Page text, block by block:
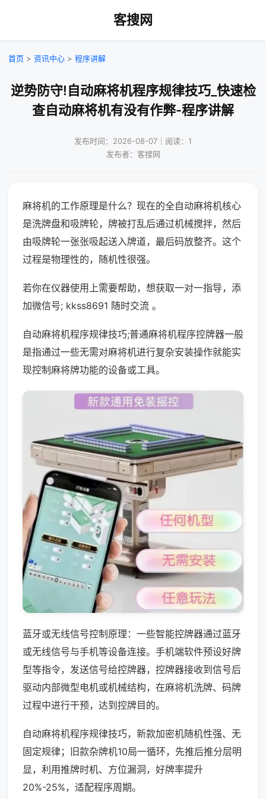
客搜网
首页 > 资讯中心 > 程序讲解
逆势防守!自动麻将机程序规律技巧_快速检
查自动麻将机有没有作弊-程序讲解
发布时间：2026-08-07｜阅读：1
发布者：客搜网
麻将机的工作原理是什么？现在的全自动麻将机核心
是洗牌盘和吸牌轮，牌被打乱后通过机械搅拌，然后
由吸牌轮一张张吸起送入牌道，最后码放整齐。这个
过程是物理性的，随机性很强。
若你在仪器使用上需要帮助，想获取一对一指导，添
加微信号; kkss8691 随时交流 。
自动麻将机程序规律技巧;普通麻将机程序控牌器一般
是指通过一些无需对麻将机进行复杂安装操作就能实
现控制麻将牌功能的设备或工具。
蓝牙或无线信号控制原理：一些智能控牌器通过蓝牙
或无线信号与手机等设备连接。手机端软件预设好牌
型等指令，发送信号给控牌器，控牌器接收到信号后
驱动内部微型电机或机械结构，在麻将机洗牌、码牌
过程中进行干预，达到控牌目的。
自动麻将机程序规律技巧，新款加密机随机性强、无
固定规律；旧款杂牌机10局一循环，先推后推分层明
显，利用推牌时机、方位漏洞，好牌率提升
20%-25%，适配程序周期。